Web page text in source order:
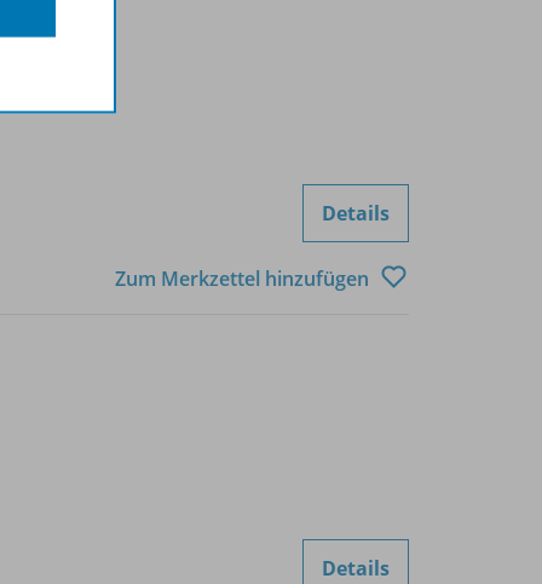
Details
Zum Merkzettel hinzufügen
Details